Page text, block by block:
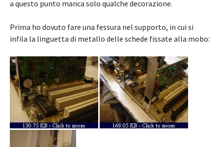
a questo punto manca solo qualche decorazione.
Prima ho dovuto fare una fessura nel supporto, in cui si
infila la linguetta di metallo delle schede fissate alla mobo: